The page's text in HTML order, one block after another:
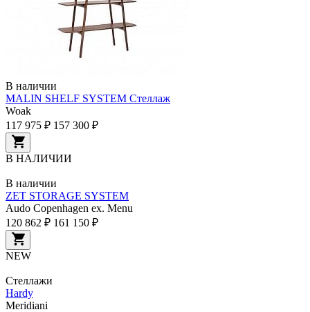
В наличии
MALIN SHELF SYSTEM Стеллаж
Woak
117 975 ₽ 157 300 ₽
В НАЛИЧИИ
В наличии
ZET STORAGE SYSTEM
Audo Copenhagen ex. Menu
120 862 ₽ 161 150 ₽
NEW
Стеллажи
Hardy
Meridiani